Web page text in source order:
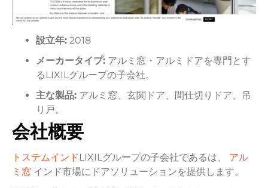
設立年: 2018
メーカータイプ: アルミ窓・アルミドアを専門とす
るLIXILグループの子会社。
主な製品: アルミ窓、玄関ドア、間仕切りドア、吊
り戸。
会社概要
トステムインドLIXILグループの子会社であるは、 アル
ミ窓 インド市場にドアソリューションを提供します。